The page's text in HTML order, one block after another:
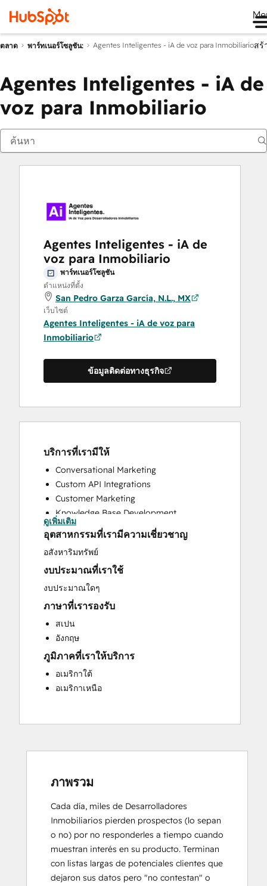
ตลาด พาร์ทเนอร์โซลูชัน: Agentes Inteligentes - iA de voz para Inmobiliarioสร้
Agentes Inteligentes - iA de
voz para Inmobiliario
Agentes Inteligentes - iA de
voz para Inmobiliario
พาร์ทเนอร์โซลูชัน
ตำแหน่งที่ตั้ง
San Pedro Garza García, N.L., MX
เว็บไซต์
Agentes Inteligentes - iA de voz para
Inmobiliario
ข้อมูลติดต่อทางธุรกิจ
บริการที่เรามีให้
Conversational Marketing
Custom API Integrations
Customer Marketing
Knowledge Base Development
Programmable Automation
Sales and Marketing Alignment
Website Development
ดูเพิ่มเติม
อุตสาหกรรมที่เรามีความเชี่ยวชาญ
อสังหาริมทรัพย์
งบประมาณที่เราใช้
งบประมาณใดๆ
ภาษาที่เรารองรับ
สเปน
อังกฤษ
ภูมิภาคที่เราให้บริการ
อเมริกาใต้
อเมริกาเหนือ
ภาพรวม
Cada día, miles de Desarrolladores
Inmobiliarios pierden prospectos (lo sepan
o no) por no responderles a tiempo cuando
muestran interés en su producto. Terminan
con listas largas de potenciales clientes que
dejaron sus datos pero "no contestan" o